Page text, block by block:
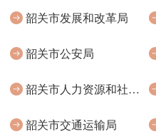
韶关市发展和改革局
韶关市公安局
韶关市人力资源和社会保障局
韶关市交通运输局